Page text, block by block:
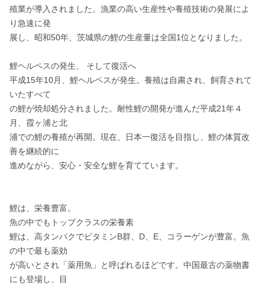
殖業が導入されました。漁業の高い生産性や養殖技術の発展によ
り急速に発
展し、昭和50年、茨城県の鯉の生産量は全国1位となりました。
鯉ヘルペスの発生、 そして復活へ
平成15年10月、鯉ヘルペスが発生。養殖は自粛され、飼育されて
いたすべて
の鯉が焼却処分されました。耐性鯉の開発が進んだ平成21年４
月、霞ヶ浦と北
浦での鯉の養殖が再開。現在、日本一復活を目指し、鯉の体質改
善を継続的に
進めながら、安心・安全な鯉を育てています。
鯉は、栄養豊富。
魚の中でもトップクラスの栄養素
鯉は、高タンパクでビタミンB群、D、E、コラーゲンが豊富。魚
の中で最も薬効
が高いとされ「薬用魚」と呼ばれるほどです。中国最古の薬物書
にも登場し、目